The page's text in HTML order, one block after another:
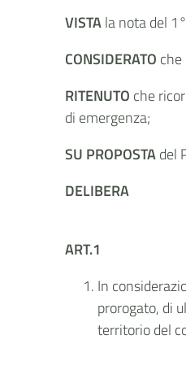
VISTAla nota del
CONSIDERATO
RITENUTO che
di emergenza;
SU PROPOSTAdel
DELIBERA
ART.1
In
prorogato, di
territorio del